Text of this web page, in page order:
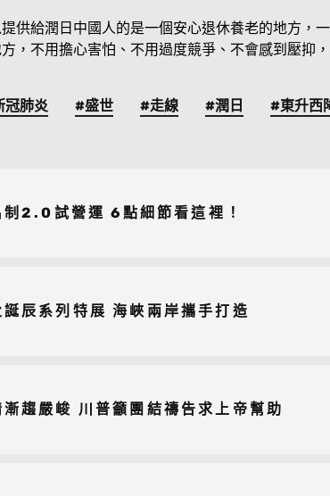
供給潤日中國人的是一個安心退休養老的地方，
，不用擔心害怕、不用過度競爭、不會感到壓抑
冠肺炎 #盛世 #走線 #潤日 #東升西
制2.0試營運 6點細節看這裡！
辰系列特展 海峽兩岸攜手打造
趨嚴峻 川普籲團結禱告求上帝幫助